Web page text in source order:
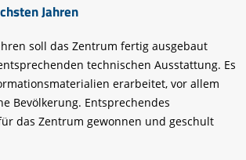
Jahren
soll das Zentrum fertig ausgebaut
technischen Ausstattung. Es
erarbeitet, vor allem
Bevölkerung. Entsprechendes
das Zentrum gewonnen und geschult